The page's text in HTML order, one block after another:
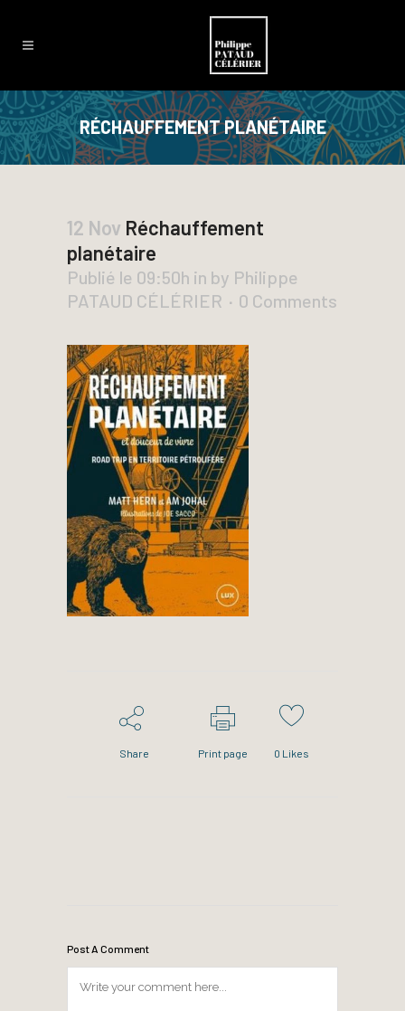
RÉCHAUFFEMENT PLANÉTAIRE
12 Nov Réchauffement
planétaire
Publié le 09:50h in by Philippe
PATAUD CÉLÉRIER
0 Comments
Share Print page 0 Likes
Post A Comment